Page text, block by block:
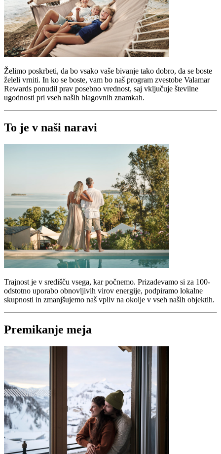
Želimo poskrbeti, da bo vsako vaše bivanje tako dobro, da se boste
želeli vrniti. In ko se boste, vam bo naš program zvestobe Valamar
Rewards ponudil prav posebno vrednost, saj vključuje številne
ugodnosti pri vseh naših blagovnih znamkah.
To je v naši naravi
Trajnost je v središču vsega, kar počnemo. Prizadevamo si za 100-
odstotno uporabo obnovljivih virov energije, podpiramo lokalne
skupnosti in zmanjšujemo naš vpliv na okolje v vseh naših objektih.
Premikanje meja